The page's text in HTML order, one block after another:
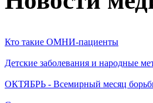
Кто такие ОМНИ-пациенты
Детские заболевания и народные
ОКТЯБРЬ - Всемирный месяц